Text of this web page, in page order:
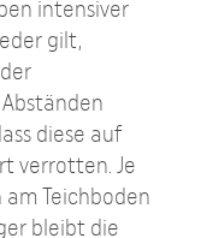
intensiver
gilt,
diese auf
verrotten. Je
Teichboden
bleibt die